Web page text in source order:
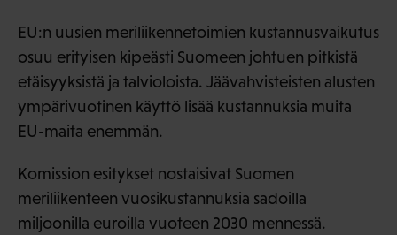
EU:n uusien meriliikennetoimien kustannusvaikutus
osuu erityisen kipeästi Suomeen johtuen pitkistä
etäisyyksistä ja talvioloista. Jäävahvisteisten alusten
ympärivuotinen käyttö lisää kustannuksia muita
EU-maita enemmän.
Komission esitykset nostaisivat Suomen
meriliikenteen vuosikustannuksia sadoilla
miljoonilla euroilla vuoteen 2030 mennessä.